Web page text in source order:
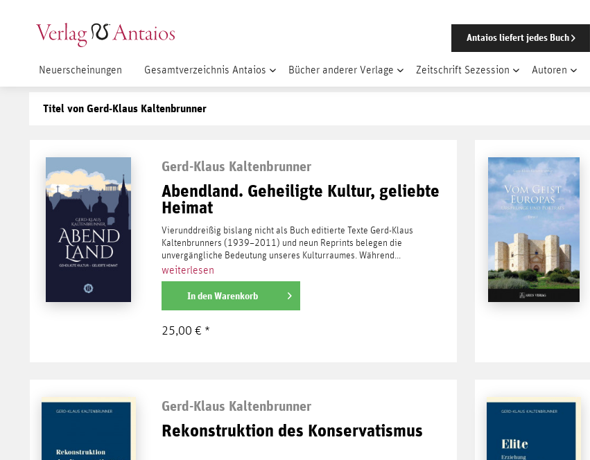
Antaios liefert jedes Buch
Neuerscheinungen Gesamtverzeichnis Antaios Bücher anderer Verlage Zeitschrift Sezession Autoren
Titel von Gerd-Klaus Kaltenbrunner
Gerd-Klaus Kaltenbrunner
Abendland. Geheiligte Kultur, geliebte
Heimat
Vierunddreißig bislang nicht als Buch editierte Texte Gerd-Klaus
Kaltenbrunners (1939–2011) und neun Reprints belegen die
unvergängliche Bedeutung unseres Kulturraumes. Während...
weiterlesen
In den Warenkorb
25,00 € *
Gerd-Klaus Kaltenbrunner
Rekonstruktion des Konservatismus